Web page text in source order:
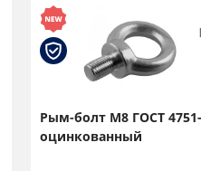
Рым-болт М8 ГОСТ
оцинкованный